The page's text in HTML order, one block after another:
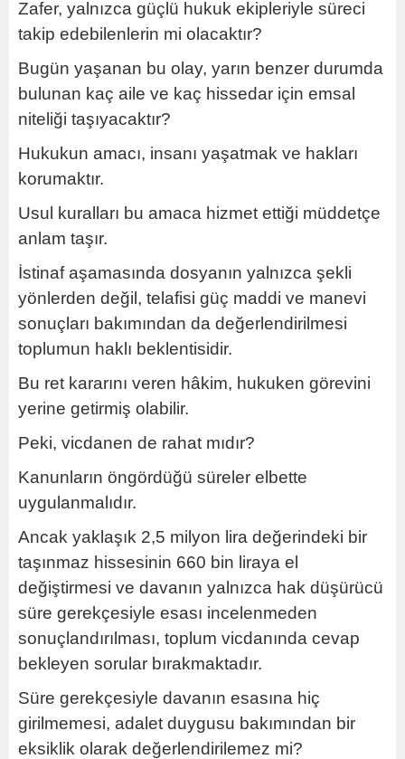
Zafer, yalnızca güçlü hukuk ekipleriyle süreci
takip edebilenlerin mi olacaktır?
Bugün yaşanan bu olay, yarın benzer durumda
bulunan kaç aile ve kaç hissedar için emsal
niteliği taşıyacaktır?
Hukukun amacı, insanı yaşatmak ve hakları
korumaktır.
Usul kuralları bu amaca hizmet ettiği müddetçe
anlam taşır.
İstinaf aşamasında dosyanın yalnızca şekli
yönlerden değil, telafisi güç maddi ve manevi
sonuçları bakımından da değerlendirilmesi
toplumun haklı beklentisidir.
Bu ret kararını veren hâkim, hukuken görevini
yerine getirmiş olabilir.
Peki, vicdanen de rahat mıdır?
Kanunların öngördüğü süreler elbette
uygulanmalıdır.
Ancak yaklaşık 2,5 milyon lira değerindeki bir
taşınmaz hissesinin 660 bin liraya el
değiştirmesi ve davanın yalnızca hak düşürücü
süre gerekçesiyle esası incelenmeden
sonuçlandırılması, toplum vicdanında cevap
bekleyen sorular bırakmaktadır.
Süre gerekçesiyle davanın esasına hiç
girilmemesi, adalet duygusu bakımından bir
eksiklik olarak değerlendirilemez mi?